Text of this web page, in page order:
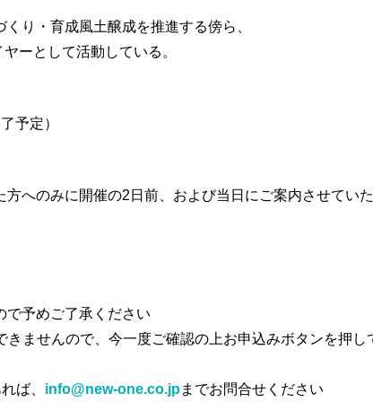
り・育成風土醸成を推進する傍ら、
ーとして活動している。
了予定）
へのみに開催の2日前、および当日にご案内させてい
で予めご了承ください
ませんので、今一度ご確認の上お申込みボタンを押し
ば、 info@new-one.co.jpまでお問合せください